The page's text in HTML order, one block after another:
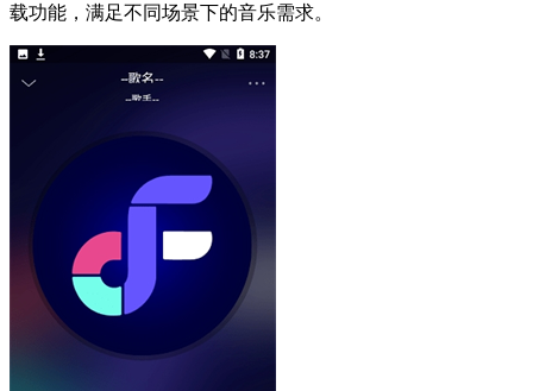
载功能，满足不同场景下的音乐需求。